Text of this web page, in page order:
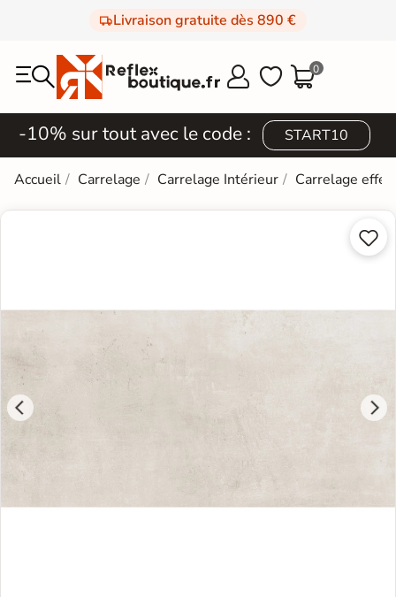
Livraison gratuite dès 890 €
  0
-10% sur tout avec le code : START10
Accueil Carrelage Carrelage Intérieur Carrelage effet

